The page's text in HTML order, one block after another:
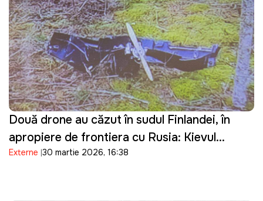
Două drone au căzut în sudul Finlandei, în
apropiere de frontiera cu Rusia: Kievul
prezintă scuze
Externe 30 martie 2026, 16:38